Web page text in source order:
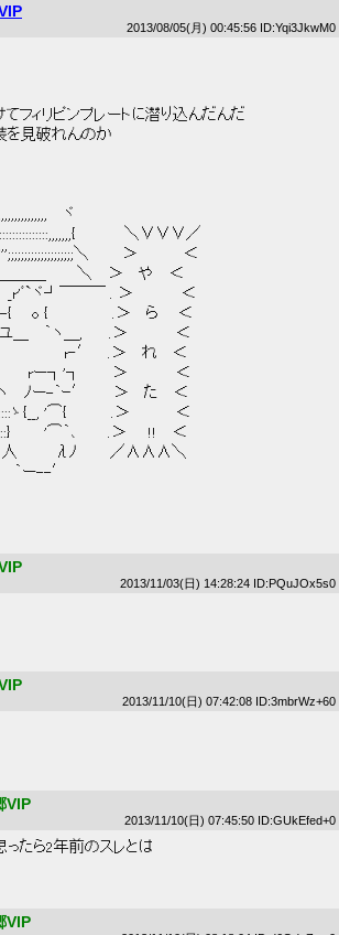
2013/08/05(月) 00:45:56 ID:Yqi3JkwM0
フィリピンプレートに潜り込んだんだ
を見破れんのか
　 ヾ
　　　　 ＼∨∨∨／
＼　　　＞　 　 　 ＜
＿　 　 ＼　 ＞ 　や　 ＜
ﾞ`ヾ┘￣￣￣ . ＞　　　　 ＜
　 o {　　　　 　 .＞　 ら 　 ＜
ユ＿　 ｀ヽ＿,　　 .＞　　　　 ＜
　 　 　 　 r‐′ 　.＞　 れ　 ＜
rー┐'┐　 　 ＞　　　　 ＜
ー-｀ｰ′　　 ＞ 　た　 ＜
'⌒{　　　　.＞　 　 　 ＜
　　　'⌒｀､　 　 .＞　　!!　 ＜
　　 λﾉ　　　／∧∧∧＼
｀ー--′
2013/11/03(日) 14:28:24 ID:PQuJOx5s0
2013/11/10(日) 07:42:08 ID:3mbrWz+60
VIP
2013/11/10(日) 07:45:50 ID:GUkEfed+0
たら2年前のスレとは
VIP